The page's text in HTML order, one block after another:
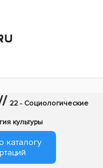
22 - Социологические
культуры
каталогу